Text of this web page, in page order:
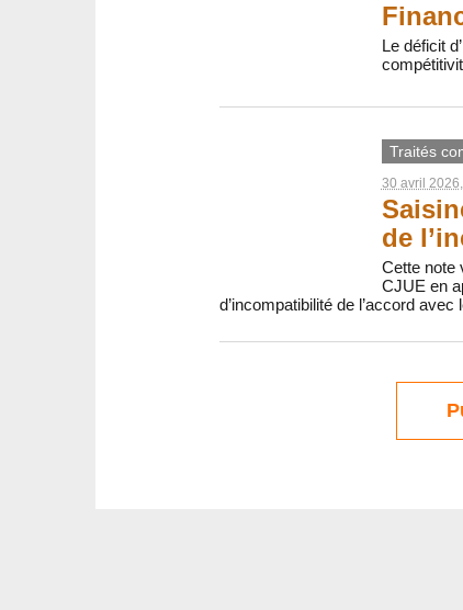
Le déficit
Traités
30 avril 2026
de
Cette note
CJUE en
d’incompatibilité de l’accord